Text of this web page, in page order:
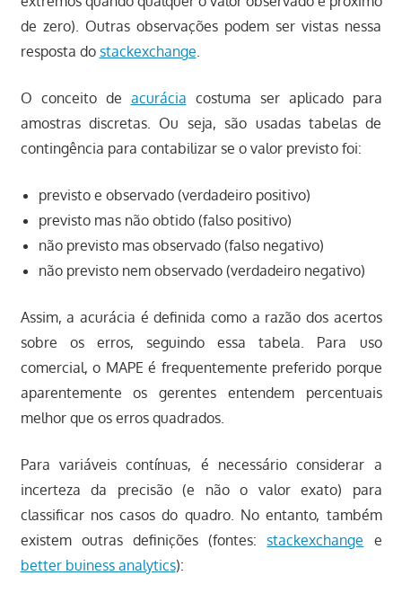
de zero). Outras observações podem ser vistas nessa
resposta do stackexchange.
O conceito de acurácia costuma ser aplicado para
amostras discretas. Ou seja, são usadas tabelas de
contingência para contabilizar se o valor previsto foi:
previsto e observado (verdadeiro positivo)
previsto mas não obtido (falso positivo)
não previsto mas observado (falso negativo)
não previsto nem observado (verdadeiro negativo)
Assim, a acurácia é definida como a razão dos acertos
sobre os erros, seguindo essa tabela. Para uso
comercial, o MAPE é frequentemente preferido porque
aparentemente os gerentes entendem percentuais
melhor que os erros quadrados.
Para variáveis contínuas, é necessário considerar a
incerteza da precisão (e não o valor exato) para
classificar nos casos do quadro. No entanto, também
existem outras definições (fontes:stackexchange e
better buiness analytics):